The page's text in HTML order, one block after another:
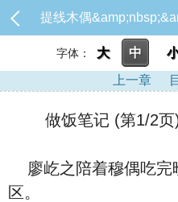
字体： 大 中
上一章
做饭笔记 (第1/2页
廖屹之陪着穆偶吃完
区。